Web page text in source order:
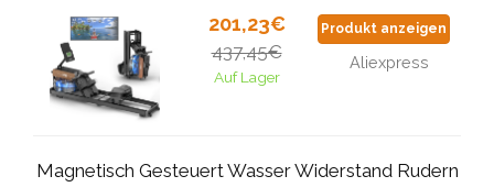
201,23€
437,45€
Auf Lager
Produkt anzeigen
Aliexpress
Magnetisch Gesteuert Wasser Widerstand Rudern